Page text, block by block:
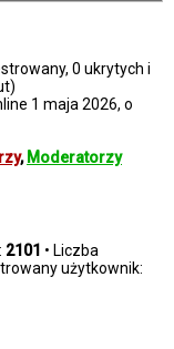
0 ukrytych i
1 maja 2026, o
, Moderatorzy
2101 • Liczba
użytkownik: